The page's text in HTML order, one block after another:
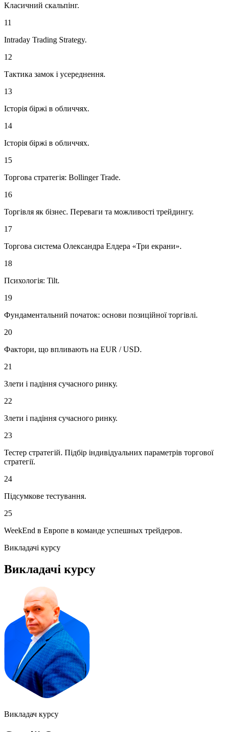
Класичний скальпінг.
11
Intraday Trading Strategy.
12
Тактика замок і усереднення.
13
Історія біржі в обличчях.
14
Історія біржі в обличчях.
15
Торгова стратегія: Bollinger Trade.
16
Торгівля як бізнес. Переваги та можливості трейдингу.
17
Торгова система Олександра Елдера «Три екрани».
18
Психологія: Tilt.
19
Фундаментальний початок: основи позиційної торгівлі.
20
Фактори, що впливають на EUR / USD.
21
Злети і падіння сучасного ринку.
22
Злети і падіння сучасного ринку.
23
Тестер стратегій. Підбір індивідуальних параметрів торгової
стратегії.
24
Підсумкове тестування.
25
WeekEnd в Европе в команде успешных трейдеров.
Викладачі курсу
Викладачі курсу
Викладач курсу